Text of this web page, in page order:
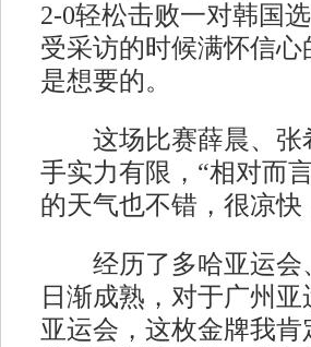
2-0轻松击败一对韩国
受采访的时候满怀信
是想要的。
这场比赛薛晨、张
手实力有限，“相对而
的天气也不错，很凉
经历了多哈亚运会
日渐成熟，对于广州
亚运会，这枚金牌我